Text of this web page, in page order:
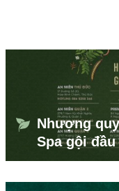
Nhượng
Spa gội